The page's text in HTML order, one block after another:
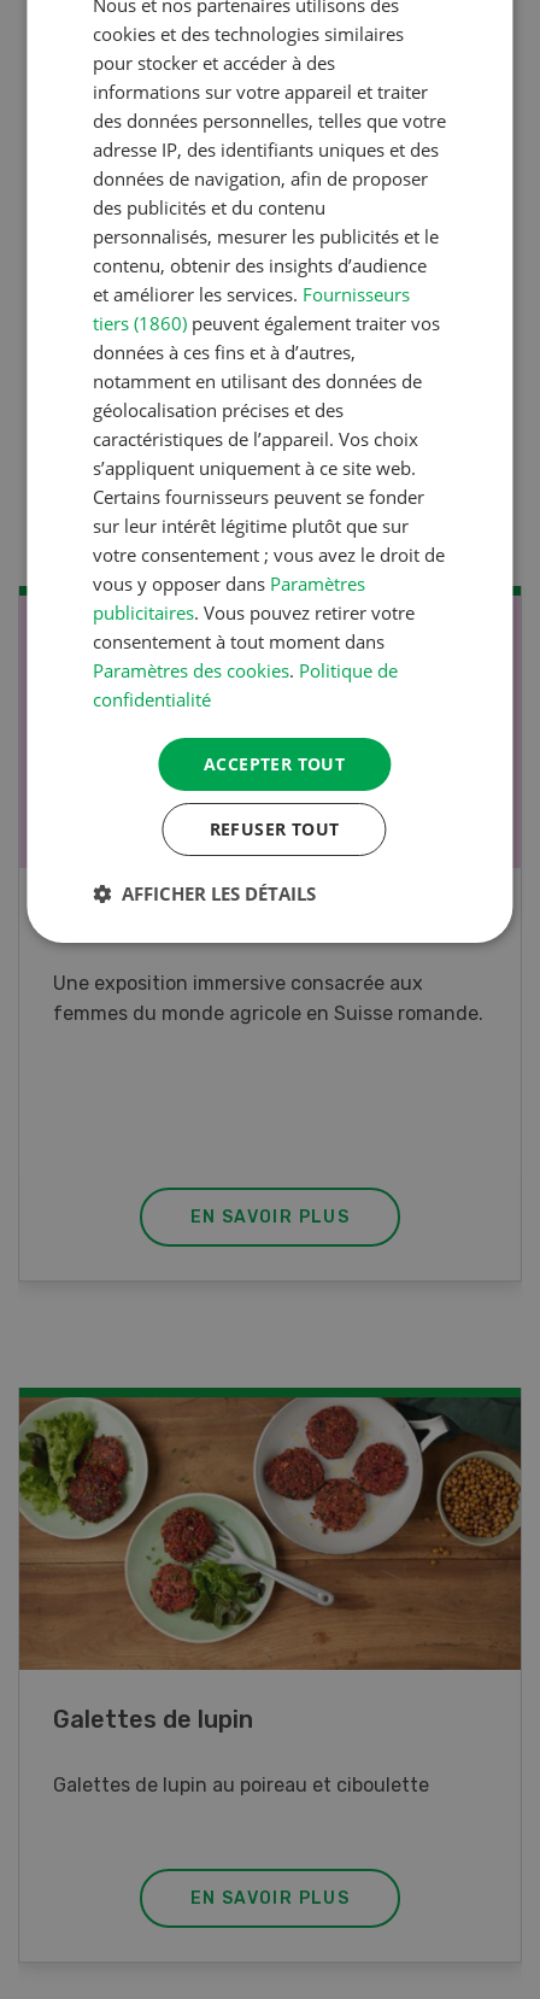
Production animale
L’aide du vétérinaire: «Que
faire en cas de diarrhée
chez les chèvres ? »
Production végétale
Couverts végétaux:
objectifs clairs, bénéfices
durables
Production animale
Lutter efficacement contre
la diarrhée des porcelets
NOV
-
JAN
26
Vous élevez des poissons ou songez à le faire?
Ce cours vous équipe du savoir nécessaire. Si
EN SAVOIR PLUS
Rouleaux de printemps
Rouleaux de printemps aux poulet
EN SAVOIR PLUS
cookies et des technologies similaires
pour stocker et accéder à des
informations sur votre appareil et traiter
des données personnelles, telles que votre
adresse IP, des identifiants uniques et des
données de navigation, afin de proposer
des publicités et du contenu
personnalisés, mesurer les publicités et le
contenu, obtenir des insights d’audience
et améliorer les services. Fournisseurs
tiers (1860) peuvent également traiter vos
données à ces fins et à d’autres,
notamment en utilisant des données de
géolocalisation précises et des
caractéristiques de l’appareil. Vos choix
s’appliquent uniquement à ce site web.
Certains fournisseurs peuvent se fonder
sur leur intérêt légitime plutôt que sur
votre consentement ; vous avez le droit de
vous y opposer dans Paramètres
publicitaires. Vous pouvez retirer votre
consentement à tout moment dans
Paramètres des cookies. Politique de
confidentialité
ACCEPTER TOUT
REFUSER TOUT
AFFICHER LES DÉTAILS